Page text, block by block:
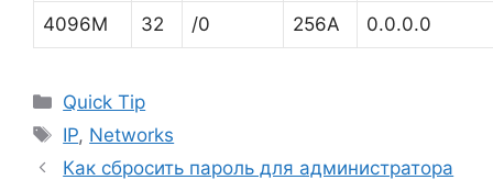
4096M 32 /0 256A 0.0.0.0
Рубрики
Quick Tip
Метки
IP, Networks
Как сбросить пароль для администратора